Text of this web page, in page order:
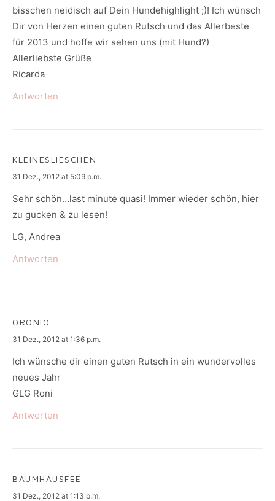
bisschen neidisch auf Dein Hundehighlight ;)! Ich wünsch
Dir von Herzen einen guten Rutsch und das Allerbeste
für 2013 und hoffe wir sehen uns (mit Hund?)
Allerliebste Grüße
Ricarda
Antworten
KLEINESLIESCHEN
says:
31 Dez., 2012 at 5:09 p.m.
Sehr schön…last minute quasi! Immer wieder schön, hier
zu gucken & zu lesen!
LG, Andrea
Antworten
ORONIO
says:
31 Dez., 2012 at 1:36 p.m.
Ich wünsche dir einen guten Rutsch in ein wundervolles
neues Jahr
GLG Roni
Antworten
BAUMHAUSFEE
says:
31 Dez., 2012 at 1:13 p.m.